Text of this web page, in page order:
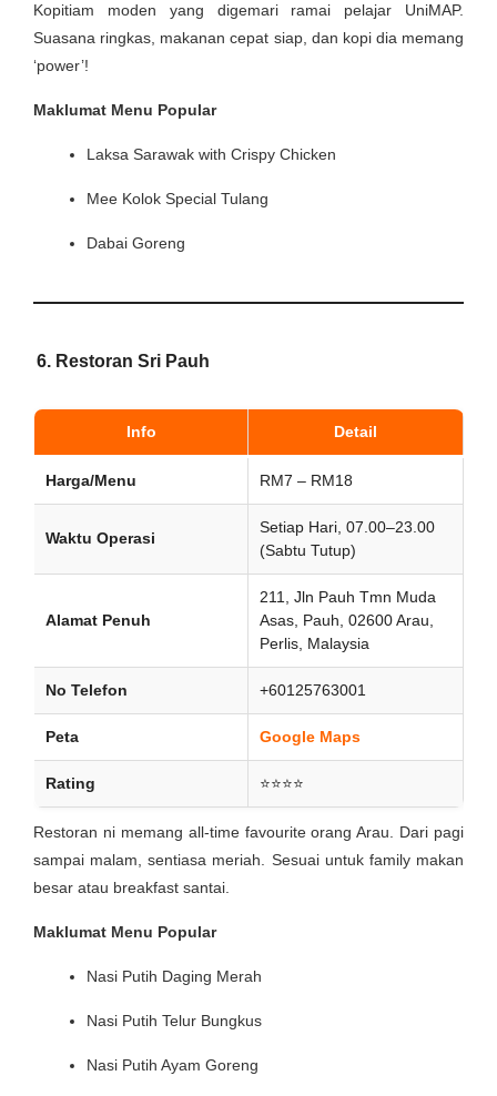
Kopitiam moden yang digemari ramai pelajar UniMAP.
Suasana ringkas, makanan cepat siap, dan kopi dia memang
‘power’!
Maklumat Menu Popular
Laksa Sarawak with Crispy Chicken
Mee Kolok Special Tulang
Dabai Goreng
6. Restoran Sri Pauh
Info Detail
Harga/Menu RM7 – RM18
Waktu Operasi
Setiap Hari, 07.00–23.00
(Sabtu Tutup)
Alamat Penuh
211, Jln Pauh Tmn Muda
Asas, Pauh, 02600 Arau,
Perlis, Malaysia
No Telefon +60125763001
Peta Google Maps
Rating ⭐⭐⭐⭐
Restoran ni memang all-time favourite orang Arau. Dari pagi
sampai malam, sentiasa meriah. Sesuai untuk family makan
besar atau breakfast santai.
Maklumat Menu Popular
Nasi Putih Daging Merah
Nasi Putih Telur Bungkus
Nasi Putih Ayam Goreng